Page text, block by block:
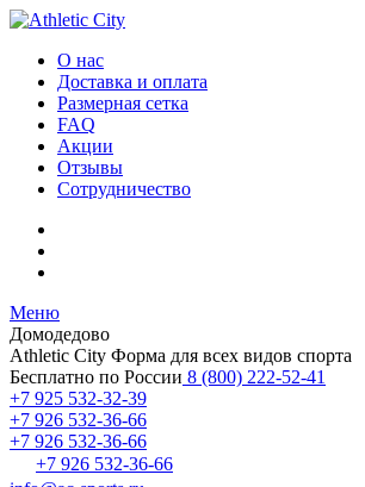
О нас
Доставка и оплата
Размерная сетка
FAQ
Акции
Отзывы
Сотрудничество
Меню
Домодедово
Athletic City Форма для всех видов спорта
Бесплатно по России 8 (800) 222-52-41
+7 925 532-32-39
+7 926 532-36-66
+7 926 532-36-66
+7 926 532-36-66